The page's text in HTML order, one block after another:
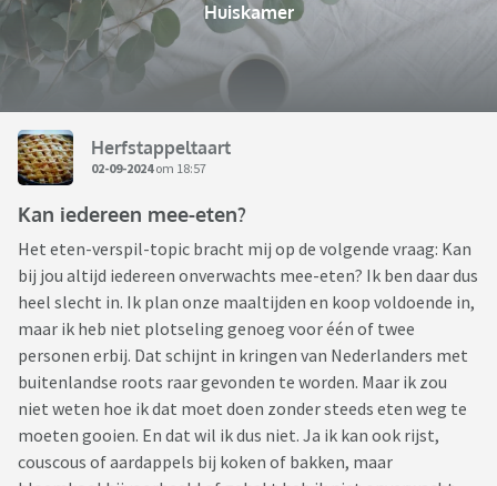
Huiskamer
Herfstappeltaart
02-09-2024om 18:57
Kan iedereen mee-eten?
Het eten-verspil-topic bracht mij op de volgende vraag: Kan
bij jou altijd iedereen onverwachts mee-eten? Ik ben daar dus
heel slecht in. Ik plan onze maaltijden en koop voldoende in,
maar ik heb niet plotseling genoeg voor één of twee
personen erbij. Dat schijnt in kringen van Nederlanders met
buitenlandse roots raar gevonden te worden. Maar ik zou
niet weten hoe ik dat moet doen zonder steeds eten weg te
moeten gooien. En dat wil ik dus niet. Ja ik kan ook rijst,
couscous of aardappels bij koken of bakken, maar